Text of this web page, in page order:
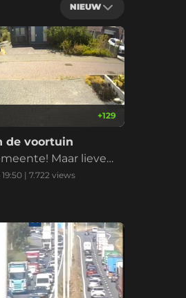
NIEUW
+129
de voortuin
Maar liever
de droogte
|7.722 views